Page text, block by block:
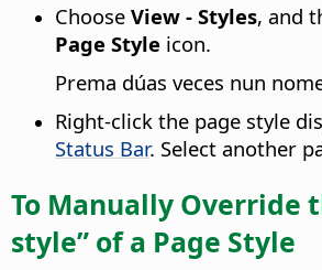
Choose View - Styles, and
Page Style icon.
Prema dúas veces nun
Right-click the page style
Status Bar. Select another
To Manually Override
style” of a Page Style